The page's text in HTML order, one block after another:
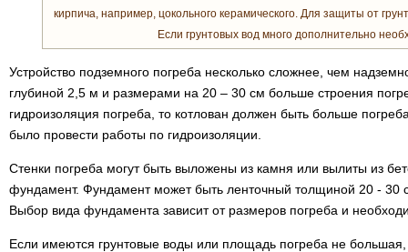
кирпича, например, цокольного керамического. Для защиты от
Если грунтовых вод много дополнительно
Устройство подземного погреба несколько сложнее, чем
глубиной 2,5 м и размерами на 20 – 30 см больше строения
гидроизоляция погреба, то котлован должен быть больше
было провести работы по гидроизоляции.
Стенки погреба могут быть выложены из камня или вылиты из
фундамент. Фундамент может быть ленточный толщиной 20 -
Выбор вида фундамента зависит от размеров погреба и
Если имеются грунтовые воды или площадь погреба не